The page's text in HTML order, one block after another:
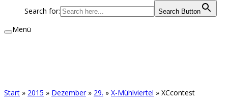
Search for: Search Button
Menü
Start » 2015 » Dezember » 29. » X-Mühlviertel » XCcontest